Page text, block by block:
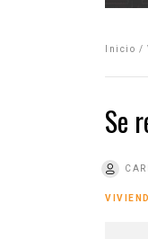
Inicio /
Se